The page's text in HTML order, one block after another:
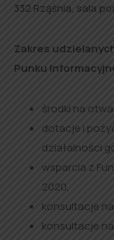
332 Rząśnia, sala
Zakres
Punku
środki na
dotacje i
działalności
wsparcia z
2020,
konsultacje
konsultacje